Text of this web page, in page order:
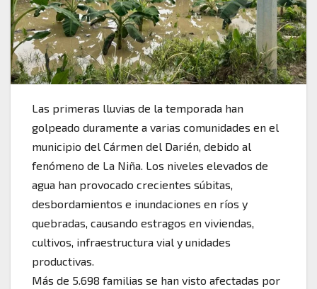
Las primeras lluvias de la temporada han
golpeado duramente a varias comunidades en el
municipio del Cármen del Darién, debido al
fenómeno de La Niña. Los niveles elevados de
agua han provocado crecientes súbitas,
desbordamientos e inundaciones en ríos y
quebradas, causando estragos en viviendas,
cultivos, infraestructura vial y unidades
productivas.
Más de 5.698 familias se han visto afectadas por